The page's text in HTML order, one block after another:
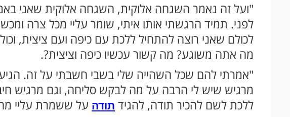
"ועל זה נאמר השגחה אלוקית, השגחה אלוקית שאני
לפני. תמיד הרגשתי אותו איתי, שומר עליי מכל צרה
לכולם שאני רוצה להתחיל ללכת עם כיפה ועם ציצית,
מה אתה משוגע? מה קשור עכשיו כיפה וציצית?.
"אמרתי להם שכל השהייה שלי בשבי חשבתי על זה.
מרגיש שיש לי הרבה על מה לבקש סליחה, וגם מרגיש
ללכת לשם להכיר תודה, להגיד תודה על ששמרת עליי